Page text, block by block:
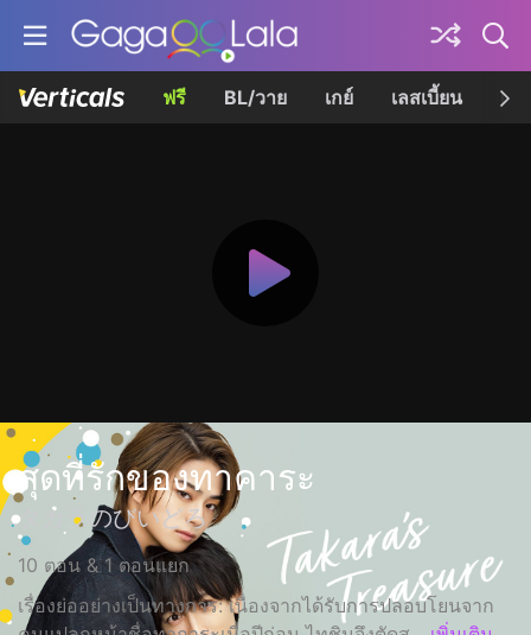
ฟรี BL/วาย เกย์ เลสเบี้ยน เค
สุดที่รักของทาคาระ
タカラのびいどろ
10 ตอน & 1 ตอนแยก
เรื่องย่ออย่างเป็นทางการ: เนื่องจากได้รับการปลอบโยนจาก